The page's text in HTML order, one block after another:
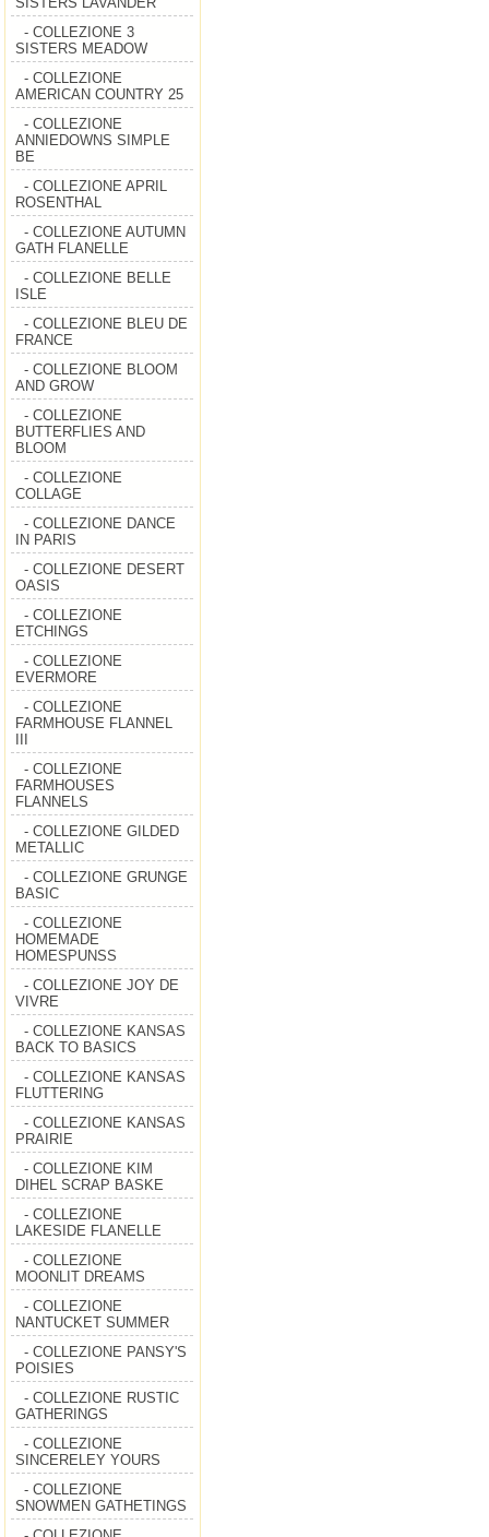
- COLLEZIONE 3
SISTERS MEADOW
- COLLEZIONE
AMERICAN COUNTRY 25
- COLLEZIONE
ANNIEDOWNS SIMPLE
BE
- COLLEZIONE APRIL
ROSENTHAL
- COLLEZIONE AUTUMN
GATH FLANELLE
- COLLEZIONE BELLE
ISLE
- COLLEZIONE BLEU DE
FRANCE
- COLLEZIONE BLOOM
AND GROW
- COLLEZIONE
BUTTERFLIES AND
BLOOM
- COLLEZIONE
COLLAGE
- COLLEZIONE DANCE
IN PARIS
- COLLEZIONE DESERT
OASIS
- COLLEZIONE
ETCHINGS
- COLLEZIONE
EVERMORE
- COLLEZIONE
FARMHOUSE FLANNEL
- COLLEZIONE
FARMHOUSES
FLANNELS
- COLLEZIONE GILDED
METALLIC
- COLLEZIONE GRUNGE
BASIC
- COLLEZIONE
HOMEMADE
HOMESPUNSS
- COLLEZIONE JOY DE
VIVRE
- COLLEZIONE KANSAS
BACK TO BASICS
- COLLEZIONE KANSAS
FLUTTERING
- COLLEZIONE KANSAS
PRAIRIE
- COLLEZIONE KIM
DIHEL SCRAP BASKE
- COLLEZIONE
LAKESIDE FLANELLE
- COLLEZIONE
MOONLIT DREAMS
- COLLEZIONE
NANTUCKET SUMMER
- COLLEZIONE PANSY'S
POISIES
- COLLEZIONE RUSTIC
GATHERINGS
- COLLEZIONE
SINCERELEY YOURS
- COLLEZIONE
SNOWMEN GATHETINGS